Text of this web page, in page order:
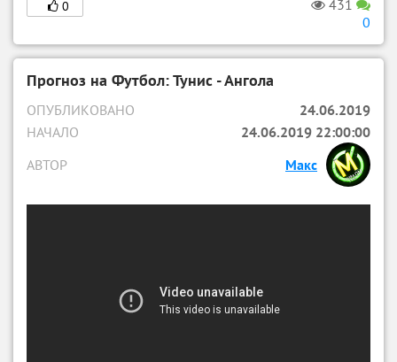
0
431
0
Прогноз на Футбол: Тунис - Ангола
ОПУБЛИКОВАНО
24.06.2019
НАЧАЛО
24.06.2019 22:00:00
АВТОР
Макс